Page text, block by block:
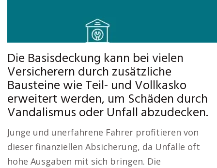
Die Basisdeckung kann bei vielen
Versicherern durch zusätzliche
Bausteine wie Teil- und Vollkasko
erweitert werden, um Schäden durch
Vandalismus oder Unfall abzudecken.
Junge und unerfahrene Fahrer profitieren von
dieser finanziellen Absicherung, da Unfälle oft
hohe Ausgaben mit sich bringen. Die